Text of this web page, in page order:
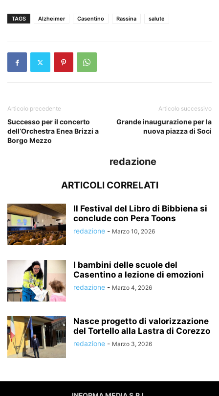
TAGS Alzheimer Casentino Rassina salute
Articolo precedente
Successo per il concerto
dell’Orchestra Enea Brizzi a
Borgo Mezzo
Articolo successivo
Grande inaugurazione per la
nuova piazza di Soci
redazione
ARTICOLI CORRELATI
Il Festival del Libro di Bibbiena si
conclude con Pera Toons
redazione - Marzo 10, 2026
I bambini delle scuole del
Casentino a lezione di emozioni
redazione - Marzo 4, 2026
Nasce progetto di valorizzazione
del Tortello alla Lastra di Corezzo
redazione - Marzo 3, 2026